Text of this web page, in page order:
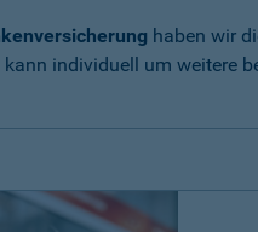
haben wir
individuell um weitere